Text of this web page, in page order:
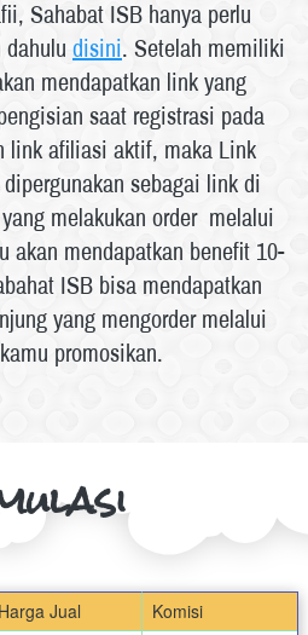
Sahabat ISB hanya perlu
disini. Setelah memiliki
mendapatkan link yang
saat registrasi pada
link afiliasi aktif, maka Link
sebagai link di
melakukan order  melalui
akan mendapatkan benefit 10-
ISB bisa mendapatkan
yang mengorder melalui
promosikan.
Harga Jual Komisi